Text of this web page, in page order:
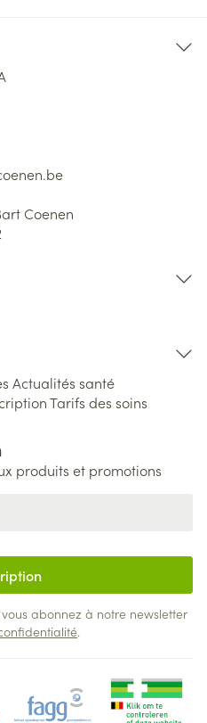
Coenen
Actualités santé
Tarifs des soins
produits et promotions
abonnez à notre newsletter
.